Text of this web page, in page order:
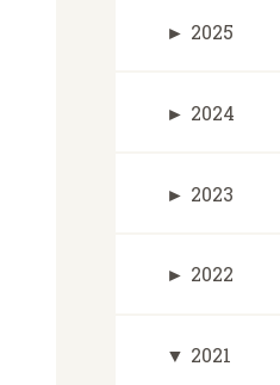
► 2025
► 2024
► 2023
► 2022
▼ 2021